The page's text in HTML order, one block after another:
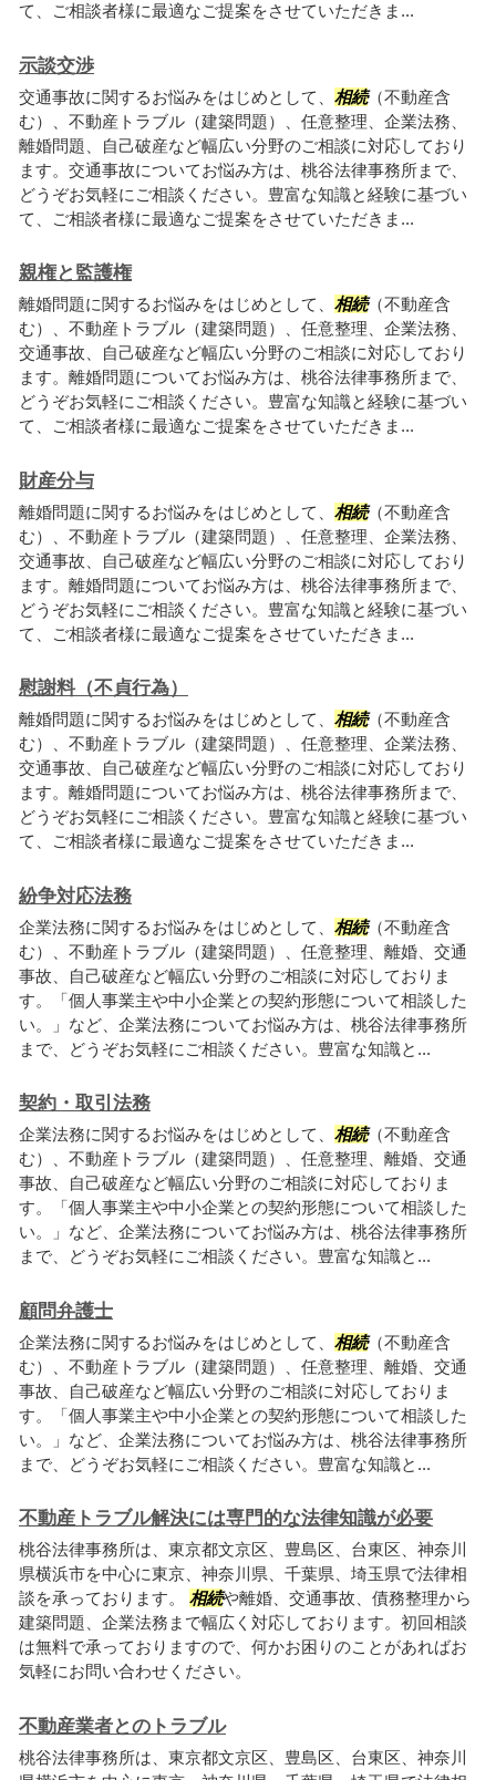
て、ご相談者様に最適なご提案をさせていただきま...
示談交渉
交通事故に関するお悩みをはじめとして、 相続（不動産含
む）、不動産トラブル（建築問題）、任意整理、企業法務、
離婚問題、自己破産など幅広い分野のご相談に対応しており
ます。交通事故についてお悩み方は、桃谷法律事務所まで、
どうぞお気軽にご相談ください。豊富な知識と経験に基づい
て、ご相談者様に最適なご提案をさせていただきま...
親権と監護権
離婚問題に関するお悩みをはじめとして、 相続（不動産含
む）、不動産トラブル（建築問題）、任意整理、企業法務、
交通事故、自己破産など幅広い分野のご相談に対応しており
ます。離婚問題についてお悩み方は、桃谷法律事務所まで、
どうぞお気軽にご相談ください。豊富な知識と経験に基づい
て、ご相談者様に最適なご提案をさせていただきま...
財産分与
離婚問題に関するお悩みをはじめとして、 相続（不動産含
む）、不動産トラブル（建築問題）、任意整理、企業法務、
交通事故、自己破産など幅広い分野のご相談に対応しており
ます。離婚問題についてお悩み方は、桃谷法律事務所まで、
どうぞお気軽にご相談ください。豊富な知識と経験に基づい
て、ご相談者様に最適なご提案をさせていただきま...
慰謝料（不貞行為）
離婚問題に関するお悩みをはじめとして、 相続（不動産含
む）、不動産トラブル（建築問題）、任意整理、企業法務、
交通事故、自己破産など幅広い分野のご相談に対応しており
ます。離婚問題についてお悩み方は、桃谷法律事務所まで、
どうぞお気軽にご相談ください。豊富な知識と経験に基づい
て、ご相談者様に最適なご提案をさせていただきま...
紛争対応法務
企業法務に関するお悩みをはじめとして、 相続（不動産含
む）、不動産トラブル（建築問題）、任意整理、離婚、交通
事故、自己破産など幅広い分野のご相談に対応しておりま
す。「個人事業主や中小企業との契約形態について相談した
い。」など、企業法務についてお悩み方は、桃谷法律事務所
まで、どうぞお気軽にご相談ください。豊富な知識と...
契約・取引法務
企業法務に関するお悩みをはじめとして、 相続（不動産含
む）、不動産トラブル（建築問題）、任意整理、離婚、交通
事故、自己破産など幅広い分野のご相談に対応しておりま
す。「個人事業主や中小企業との契約形態について相談した
い。」など、企業法務についてお悩み方は、桃谷法律事務所
まで、どうぞお気軽にご相談ください。豊富な知識と...
顧問弁護士
企業法務に関するお悩みをはじめとして、 相続（不動産含
む）、不動産トラブル（建築問題）、任意整理、離婚、交通
事故、自己破産など幅広い分野のご相談に対応しておりま
す。「個人事業主や中小企業との契約形態について相談した
い。」など、企業法務についてお悩み方は、桃谷法律事務所
まで、どうぞお気軽にご相談ください。豊富な知識と...
不動産トラブル解決には専門的な法律知識が必要
桃谷法律事務所は、東京都文京区、豊島区、台東区、神奈川
県横浜市を中心に東京、神奈川県、千葉県、埼玉県で法律相
談を承っております。 相続や離婚、交通事故、債務整理から
建築問題、企業法務まで幅広く対応しております。初回相談
は無料で承っておりますので、何かお困りのことがあればお
気軽にお問い合わせください。
不動産業者とのトラブル
桃谷法律事務所は、東京都文京区、豊島区、台東区、神奈川